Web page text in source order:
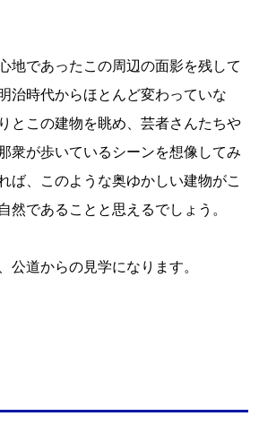
地であったこの周辺の面影を残して
治時代からほとんど変わっていな
とこの建物を眺め、芸者さんたちや
衆が歩いているシーンを想像してみ
ば、このような奥ゆかしい建物がこ
然であることと思えるでしょう。
公道からの見学になります。